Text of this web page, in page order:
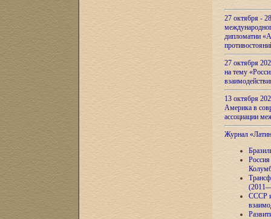
27 октября -
дипломатии
27 октября
на тему
13 октября
Америка в
ассоциации
Журнал
СССР и